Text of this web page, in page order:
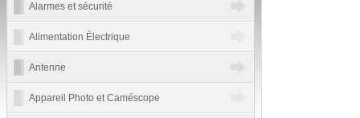
Alarmes et sécurité
Alimentation Électrique
Antenne
Appareil Photo et Caméscope